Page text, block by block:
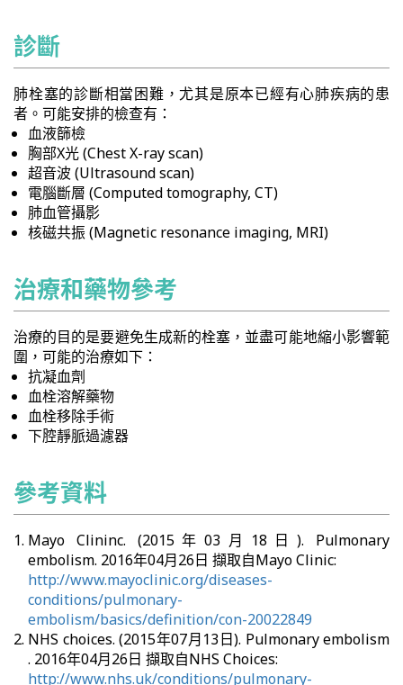
診斷
肺栓塞的診斷相當困難，尤其是原本已經有心肺疾病的患
者。可能安排的檢查有：
血液篩檢
胸部X光 (Chest X-ray scan)
超音波 (Ultrasound scan)
電腦斷層 (Computed tomography, CT)
肺血管攝影
核磁共振 (Magnetic resonance imaging, MRI)
治療和藥物參考
治療的目的是要避免生成新的栓塞，並盡可能地縮小影響範
圍，可能的治療如下：
抗凝血劑
血栓溶解藥物
血栓移除手術
下腔靜脈過濾器
參考資料
Mayo Clininc. (2015年03月18日). Pulmonary
embolism. 2016年04月26日 擷取自Mayo Clinic:
http://www.mayoclinic.org/diseases-
conditions/pulmonary-
embolism/basics/definition/con-20022849
NHS choices. (2015年07月13日). Pulmonary embolism
. 2016年04月26日 擷取自NHS Choices:
http://www.nhs.uk/conditions/pulmonary-